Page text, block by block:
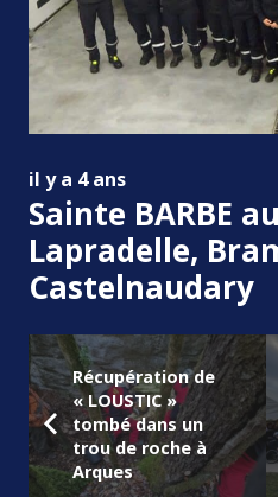
il y a 4 ans
Sainte BARBE
Lapradelle,
Castelnaudary
Récupération de
« LOUSTIC »
tombé dans un
trou de roche à
Arques